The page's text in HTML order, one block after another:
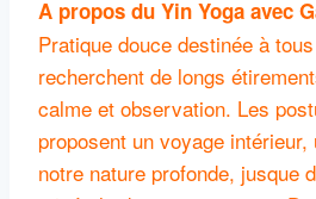
A propos du Yin Yoga avec
Pratique douce destinée à
recherchent de longs
calme et observation. Les
proposent un voyage
notre nature profonde, jusque